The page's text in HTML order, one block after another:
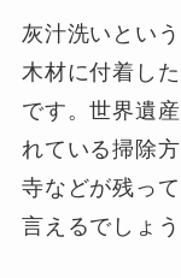
灰汁洗いとい
木材に付着し
です。世界遺
れている掃除
寺などが残っ
言えるでしょう